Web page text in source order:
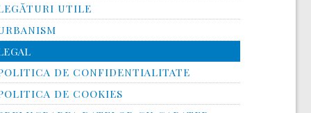
UTILE
DE CONFIDENTIALITATE
DE COOKIES